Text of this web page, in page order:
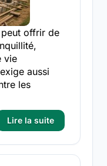
offrir de
vie
aussi
les
Lire la suite